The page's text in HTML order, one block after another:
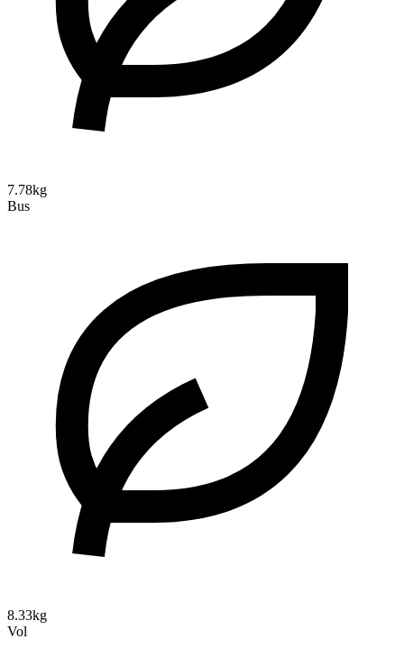
7.78kg
Bus
8.33kg
Vol